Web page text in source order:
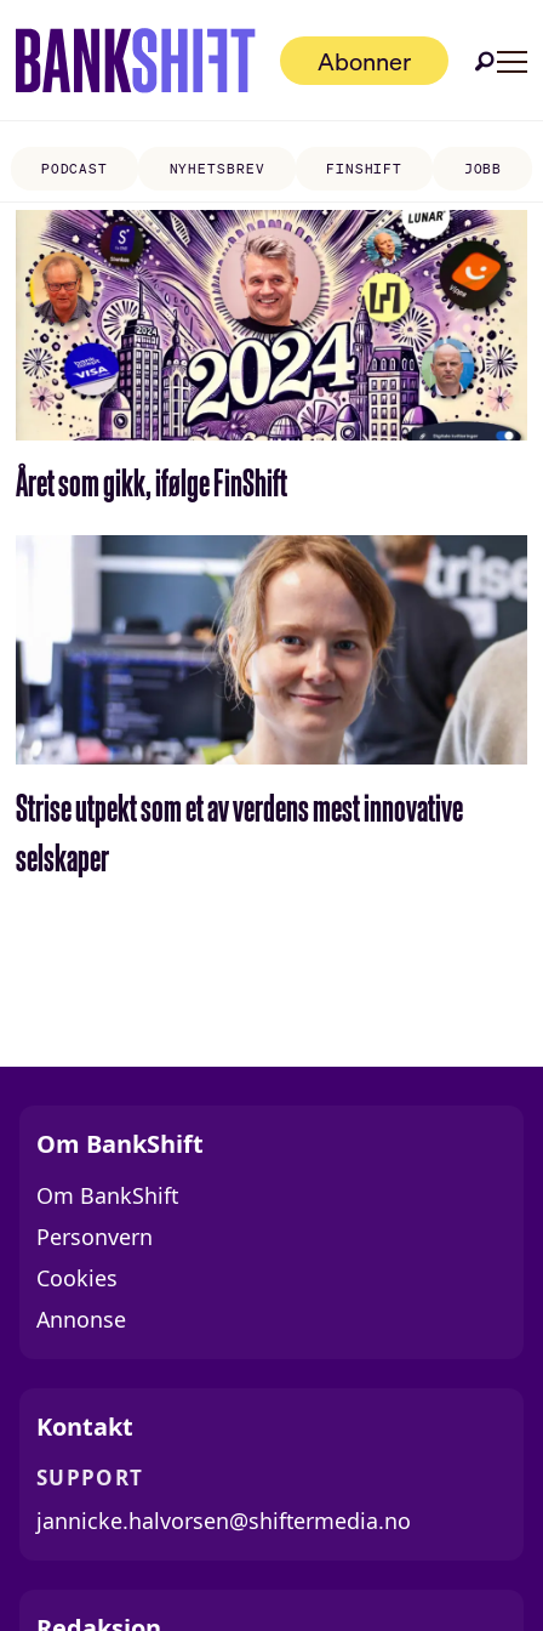
Abonner
PODCAST NYHETSBREV FINSHIFT JOBB
Tag:
kåring
Året som gikk, ifølge FinShift
Strise utpekt som et av verdens mest innovative
selskaper
Om BankShift
Om BankShift
Personvern
Cookies
Annonse
Kontakt
SUPPORT
jannicke.halvorsen@shiftermedia.no